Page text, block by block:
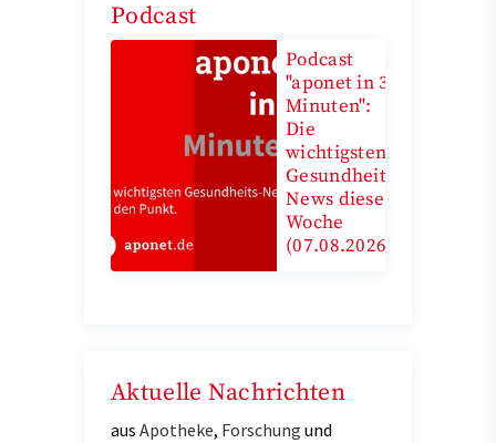
Podcast
Podcast
"aponet in 3
Minuten":
Die
wichtigsten
Gesundheits-
News diese
Woche
(07.08.2026)
Aktuelle Nachrichten
aus Apotheke, Forschung und